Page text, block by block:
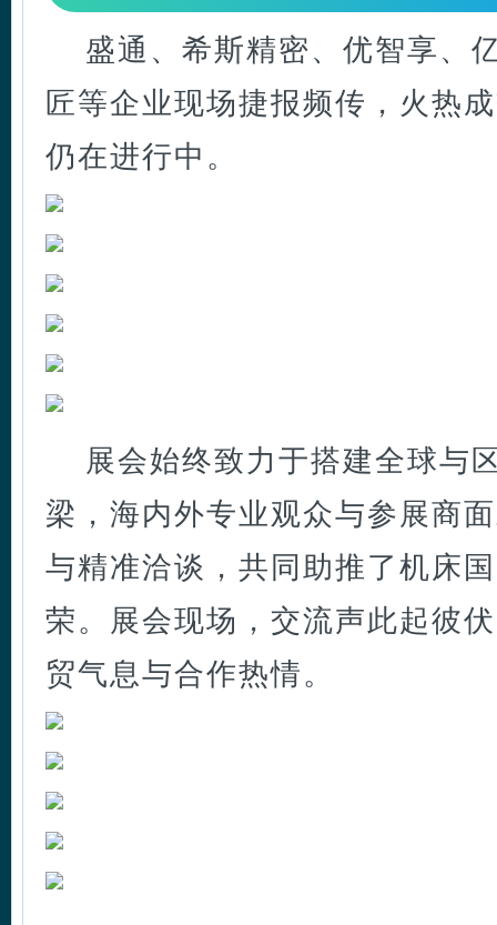
盛通、希斯精密、优智享、
匠等企业现场捷报频传，火热
仍在进行中。
展会始终致力于搭建全球与
梁，海内外专业观众与参展商
与精准洽谈，共同助推了机床
荣。展会现场，交流声此起彼
贸气息与合作热情。